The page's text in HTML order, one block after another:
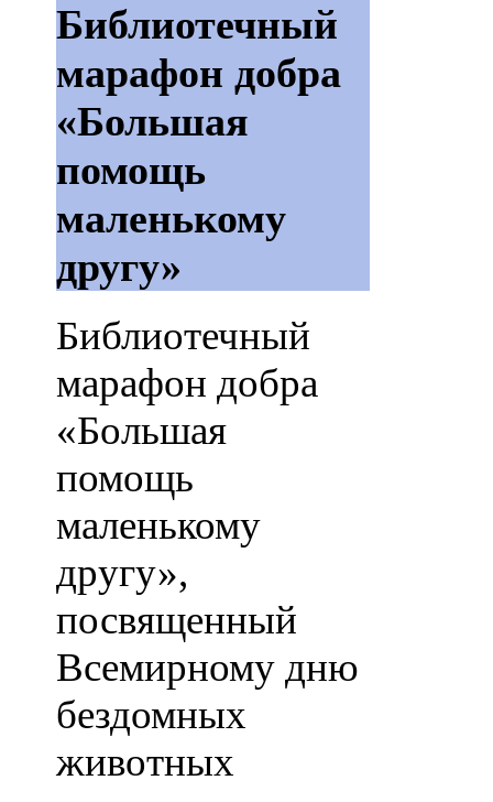
Библиотечный
марафон добра
«Большая
помощь
маленькому
другу»
Библиотечный
марафон добра
«Большая
помощь
маленькому
другу»,
посвященный
Всемирному дню
бездомных
животных